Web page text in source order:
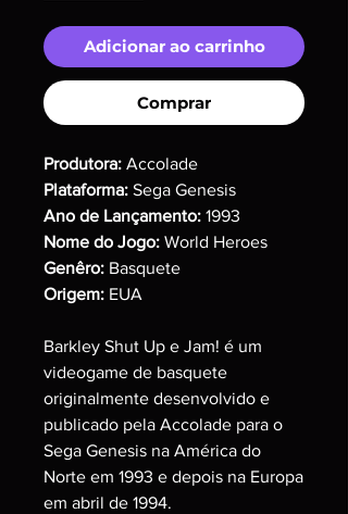
Adicionar ao carrinho
Comprar
Produtora: Accolade
Plataforma: Sega Genesis
Ano de Lançamento: 1993
Nome do Jogo: World Heroes
Genêro: Basquete
Origem: EUA
Barkley Shut Up e Jam! é um
videogame de basquete
originalmente desenvolvido e
publicado pela Accolade para o
Sega Genesis na América do
Norte em 1993 e depois na Europa
em abril de 1994.